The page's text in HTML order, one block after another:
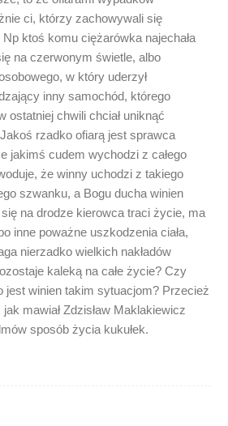
ci, którzy zachowywali się
Np ktoś komu ciężarówka najechała
na czerwonym świetle, albo
w który uderzył
inny samochód, którego
ostatniej chwili chciał uniknąć
rzadko ofiarą jest sprawca
jakimś cudem wychodzi z całego
że winny uchodzi z takiego
szwanku, a Bogu ducha winien
na drodze kierowca traci życie, ma
inne poważne uszkodzenia ciała,
nierzadko wielkich nakładów
kaleką na całe życie? Czy
jest winien takim sytuacjom? Przecież
mawiał Zdzisław Maklakiewicz
sposób życia kukułek.